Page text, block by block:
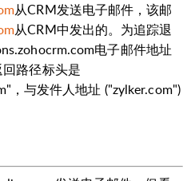
从CRM发送电子邮件，该邮
从CRM中发出的。为追踪退
电子邮件地址
路径标头是
，与发件人地址 ("zylker.com")